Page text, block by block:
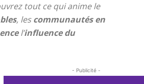
tout ce qui anime le
, lescommunautés en
l’influence du
- Publicité -